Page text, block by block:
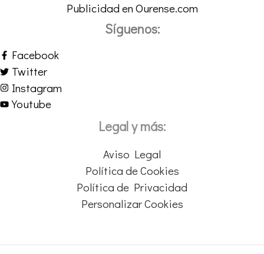
Publicidad en Ourense.com
Síguenos:
Facebook
Twitter
Instagram
Youtube
Legal y más:
Aviso Legal
Política de Cookies
Política de Privacidad
Personalizar Cookies